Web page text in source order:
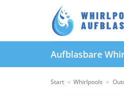
Aufblasbare
Start » Whirlpools »